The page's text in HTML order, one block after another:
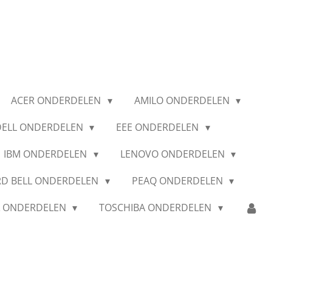
ACER ONDERDELEN
AMILO ONDERDELEN
ONDERDELEN
EEE ONDERDELEN
IBM ONDERDELEN
LENOVO ONDERDELEN
BELL ONDERDELEN
PEAQ ONDERDELEN
ONDERDELEN TOSCHIBA ONDERDELEN